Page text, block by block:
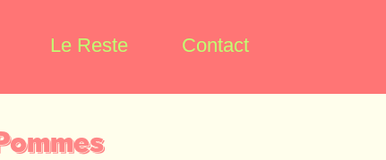
Le Reste Contact